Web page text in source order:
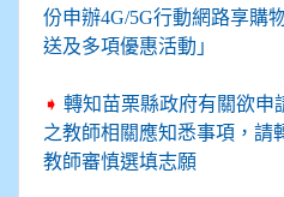
份申辦4G/5G行動網路享購
送及多項優惠活動」
➧ 轉知苗栗縣政府有關欲申
之教師相關應知悉事項，請
教師審慎選填志願